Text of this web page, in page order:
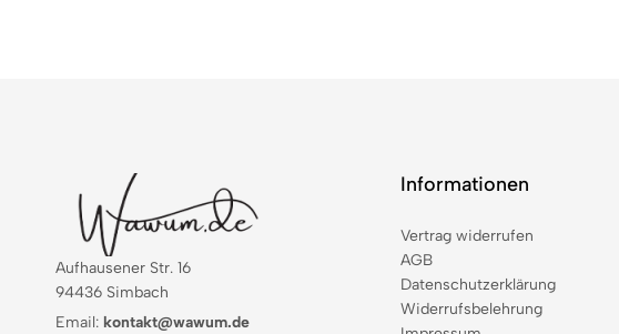
Aufhausener Str. 16
94436 Simbach
Email: kontakt@wawum.de
Informationen
Vertrag widerrufen
AGB
Datenschutzerklärung
Widerrufsbelehrung